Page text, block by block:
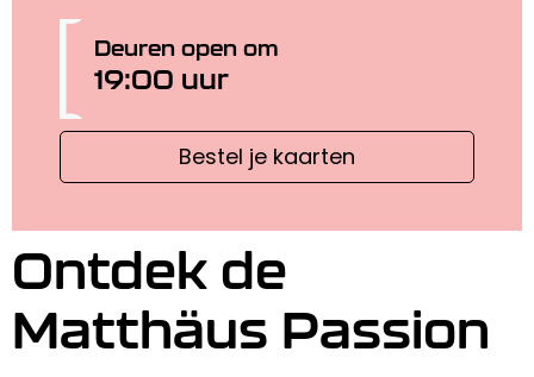
Ontdek de
Matthäus Passion
Deuren open om
19:00 uur
Bestel je kaarten